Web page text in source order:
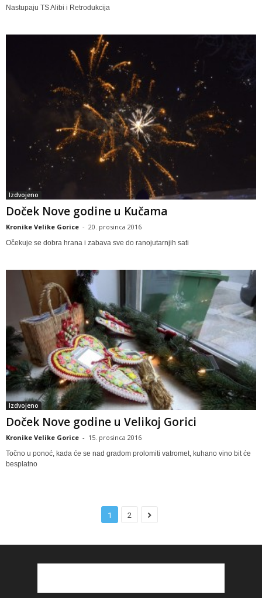
Nastupaju TS Alibi i Retrodukcija
Izdvojeno
Doček Nove godine u Kučama
Kronike Velike Gorice - 20. prosinca 2016
Očekuje se dobra hrana i zabava sve do ranojutarnjih sati
Izdvojeno
Doček Nove godine u Velikoj Gorici
Kronike Velike Gorice - 15. prosinca 2016
Točno u ponoć, kada će se nad gradom prolomiti vatromet, kuhano vino bit će
besplatno
1 2